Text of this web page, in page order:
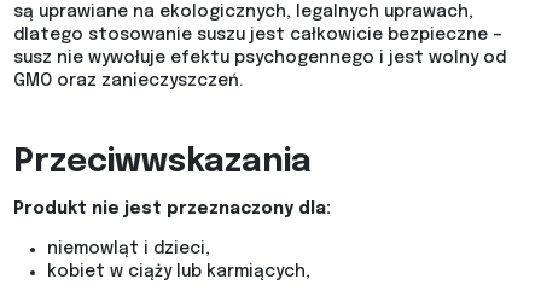
są uprawiane na ekologicznych, legalnych uprawach,
dlatego stosowanie suszu jest całkowicie bezpieczne –
susz nie wywołuje efektu psychogennego i jest wolny od
GMO oraz zanieczyszczeń.
Przeciwwskazania
Produkt nie jest przeznaczony dla:
niemowląt i dzieci,
kobiet w ciąży lub karmiących,